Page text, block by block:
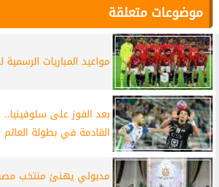
موضوعات متعلقة
مواعيد المباريات
بعد الفوز على
القادمة في بطولة العالم
مدبولي يهنئ منتخب